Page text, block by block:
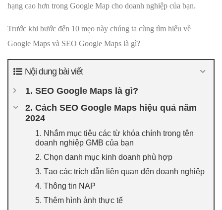
hạng cao hơn trong Google Map cho doanh nghiệp của bạn.
Trước khi bước đến 10 mẹo này chúng ta cùng tìm hiểu về
Google Maps và SEO Google Maps là gì?
Nội dung bài viết
1. SEO Google Maps là gì?
2. Cách SEO Google Maps hiệu quả năm
2024
1. Nhắm mục tiêu các từ khóa chính trong tên
doanh nghiệp GMB của bạn
2. Chọn danh mục kinh doanh phù hợp
3. Tạo các trích dẫn liên quan đến doanh nghiệp
4. Thông tin NAP
5. Thêm hình ảnh thực tế